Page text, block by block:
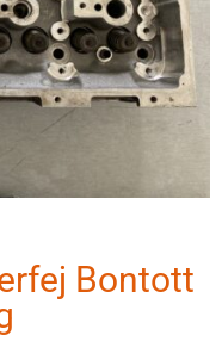
Bontott